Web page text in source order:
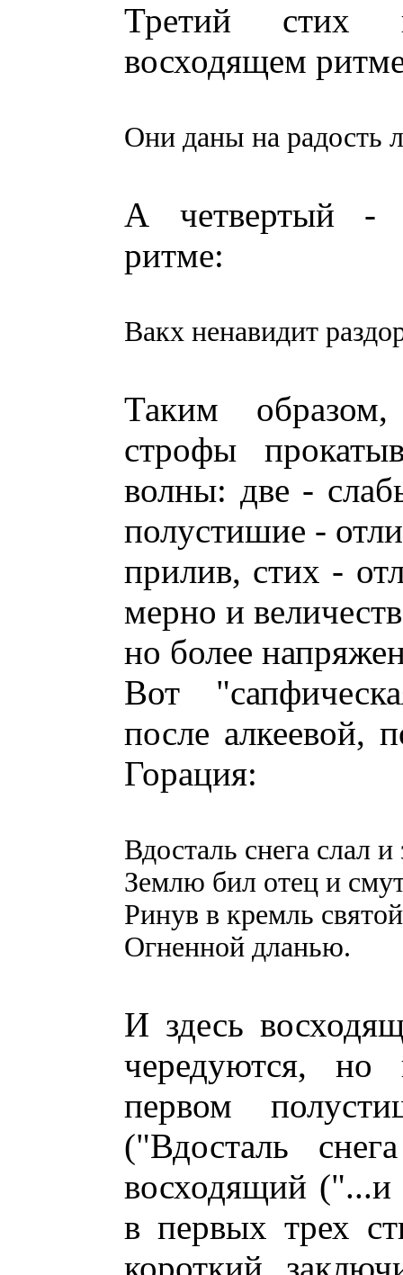
Третий стих
восходящем
Они даны на радость
А четвертый -
ритме:
Вакх ненавидит
Таким
строфы
волны: две -
полустишие -
прилив, стих -
мерно и
но более
Вот
после алкеевой,
Горация:
Вдосталь снега слал
Землю бил отец и
Ринув в кремль
Огненной дланью.
И здесь
чередуются,
первом
("Вдосталь
восходящий
в первых трех